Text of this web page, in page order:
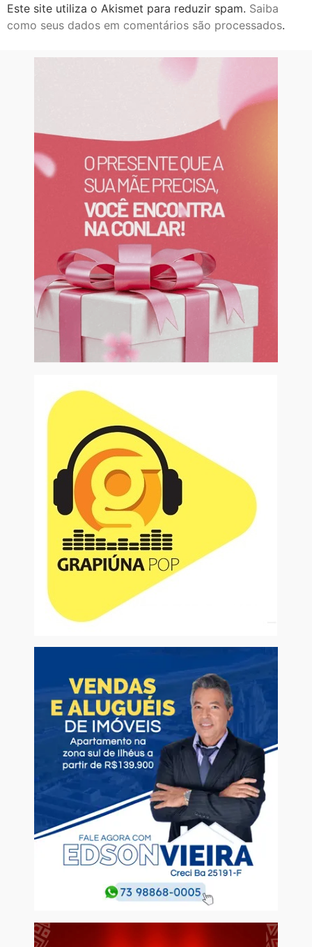
Este site utiliza o Akismet para reduzir spam. Saiba
como seus dados em comentários são processados.